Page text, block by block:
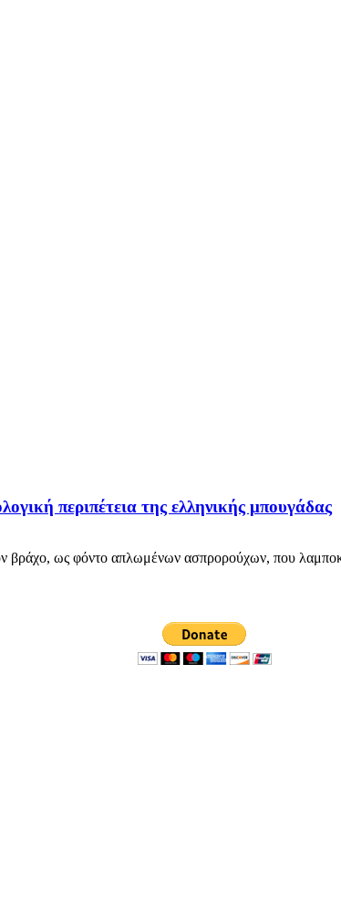
περιπέτεια της ελληνικής μπουγάδας
ως φόντο απλωμένων ασπρορούχων, που